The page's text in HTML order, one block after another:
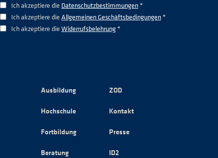
Ich akzeptiere die Datenschutzbestimmungen*
Ich akzeptiere die Allgemeinen Geschäftsbedingungen*
Ich akzeptiere die Widerrufsbelehrung*
Ausbildung
Hochschule
Fortbildung
Beratung
ZOD
Kontakt
Presse
ID2